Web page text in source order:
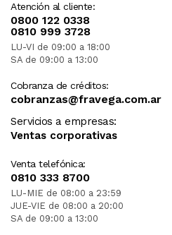
Atención al cliente:
0800 122 0338
0810 999 3728
LU-VI de 09:00 a 18:00
SA de 09:00 a 13:00
Cobranza de créditos:
cobranzas@fravega.com.ar
Servicios a empresas:
Ventas corporativas
Venta telefónica:
0810 333 8700
LU-MIE de 08:00 a 23:59
JUE-VIE de 08:00 a 20:00
SA de 09:00 a 13:00